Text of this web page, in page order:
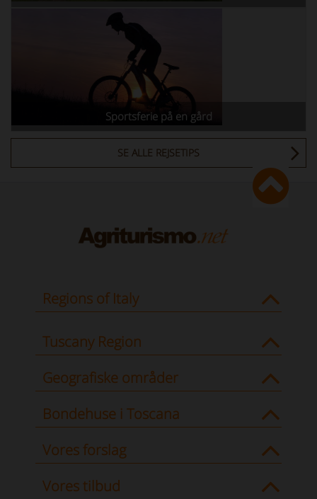
Sportsferie på en gård
SE ALLE REJSETIPS
Regions of Italy
Tuscany Region
Geografiske områder
Bondehuse i Toscana
Vores forslag
Vores tilbud